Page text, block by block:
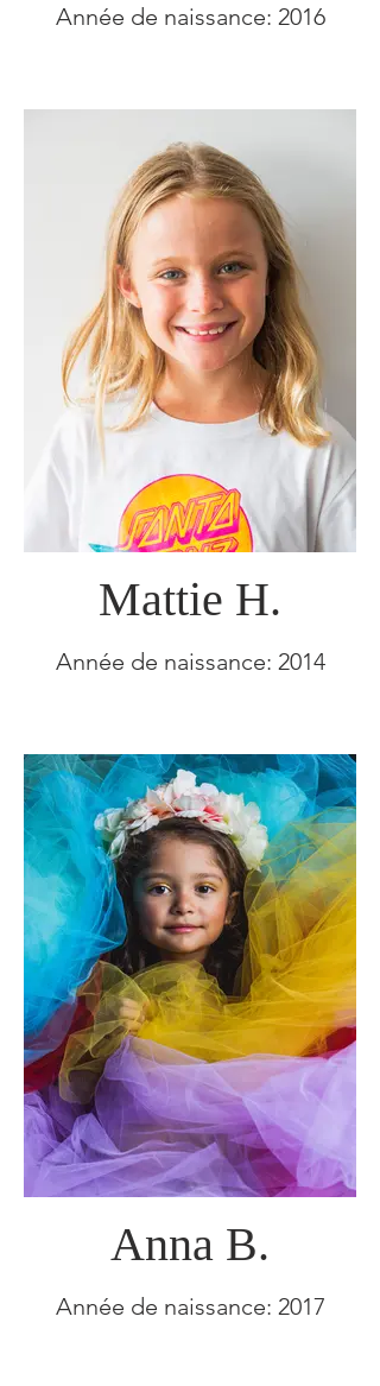
Année de naissance: 2016
Mattie H.
Année de naissance: 2014
Anna B.
Année de naissance: 2017